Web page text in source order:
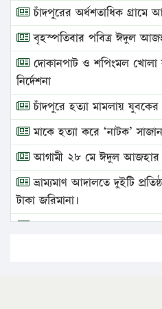
চাঁদপুরের অর্ধশতাধিক গ্রামে
বৃহস্পতিবার পবিত্র ঈদুল
দোকানপাট ও শপিংমল খোলা
নির্দেশনা
চাঁদপুরে হত্যা মামলায় যুবকের
মাকে হত্যা করে ‘নাটক’
আগামী ২৮ মে ঈদুল আজহার
ভ্রাম্যমাণ আদালতে দুইটি
টাকা জরিমানা।
এবার লঞ্চের ভাড়া বাড়ল